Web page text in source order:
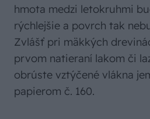
hmota medzi letokruhmi
rýchlejšie a povrch tak
Zvlášť pri mäkkých
prvom natieraní lakom či
obrúste vztýčené vlákna
papierom č. 160.